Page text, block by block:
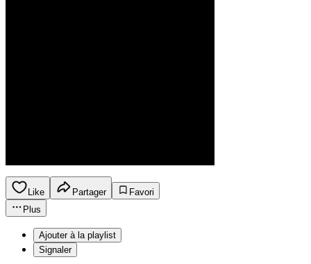
Like Partager
Favori
Plus
Ajouter à la playlist
Signaler